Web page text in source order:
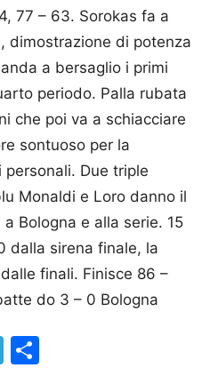
77 – 63. Sorokas fa a
dimostrazione di potenza
a bersaglio i primi
periodo. Palla rubata
che poi va a schiacciare
sontuoso per la
Due triple
Monaldi e Loro danno il
Bologna e alla serie. 15
dalla sirena finale, la
finali. Finisce 86 –
do 3 – 0 Bologna
Telegram